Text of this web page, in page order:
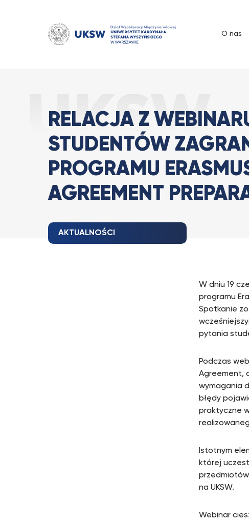
O nas
RELACJA Z
STUDENTÓW
PROGRAMU
AGREEMENT
AKTUALNOŚCI
W dniu 19
programu
Spotkanie
pytania
Podczas
Agreement,
wymagania
błędy
praktyczne
Istotnym
której
na UKSW.
Webinar